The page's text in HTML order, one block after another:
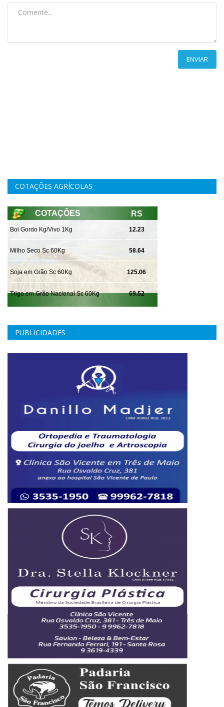
ENVIAR
COTAÇÕES AGRÍCOLAS
PUBLICIDADES